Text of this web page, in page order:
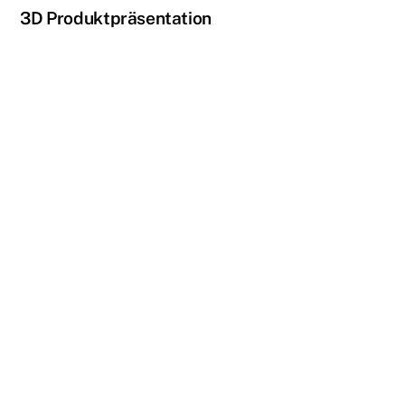
3D Produktpräsentation